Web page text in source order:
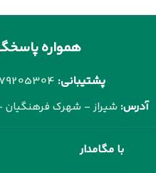
همواره
پشتیبانی:
آدرس: شیراز - شهرک فرهنگیان
با مگامدار